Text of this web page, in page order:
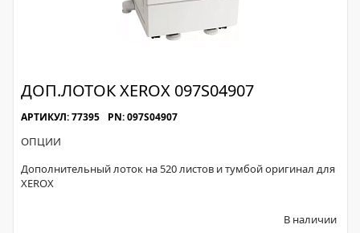
ДОП.ЛОТОК XEROX 097S04907
АРТИКУЛ: 77395 PN: 097S04907
ОПЦИИ
Дополнительный лоток на 520 листов и тумбой оригинал для
XEROX
В наличии